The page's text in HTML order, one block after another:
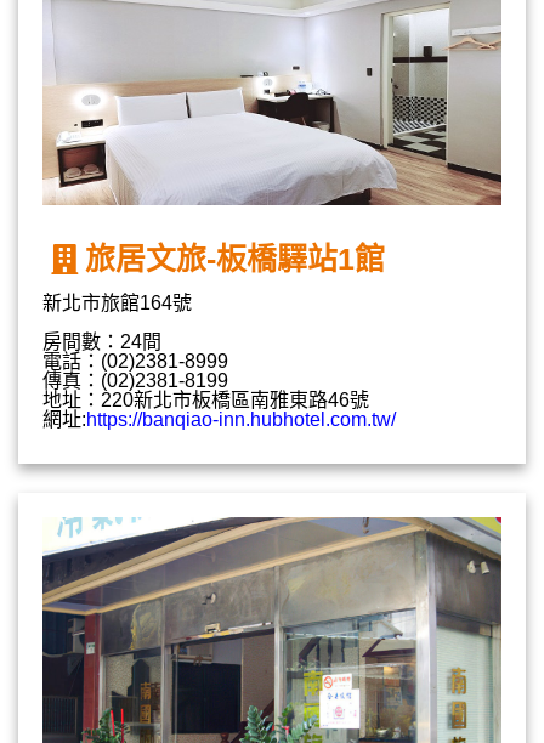
旅居文旅-板橋驛站1館
新北市旅館164號
房間數：24間
電話：(02)2381-8999
傳真：(02)2381-8199
地址：220新北市板橋區南雅東路46號
網址:https://banqiao-inn.hubhotel.com.tw/